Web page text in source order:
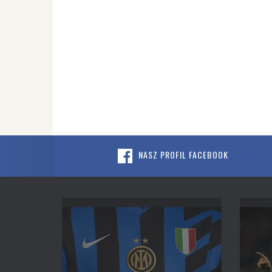
NASZ PROFIL FACEBOOK